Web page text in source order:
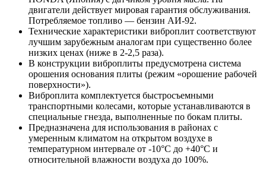
двигатели действует мировая гарантия обслуживания.
Потребляемое топливо — бензин АИ-92.
Технические характеристики виброплит соответствуют
лучшим зарубежным аналогам при существенно более
низких ценах (ниже в 2-2,5 раза).
В конструкции виброплиты предусмотрена система
орошения основания плиты (режим «орошение рабочей
поверхности»).
Виброплита комплектуется быстросъемными
транспортными колесами, которые устанавливаются в
специальные гнезда, выполненные по бокам плиты.
Предназначена для использования в районах с
умеренным климатом на открытом воздухе в
температурном интервале от -10°С до +40°С и
относительной влажности воздуха до 100%.